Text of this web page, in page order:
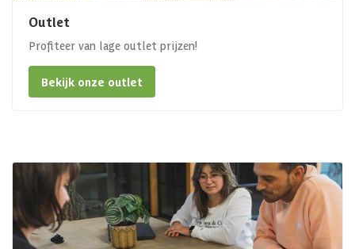
Outlet
Profiteer van lage outlet prijzen!
Bekijk onze outlet